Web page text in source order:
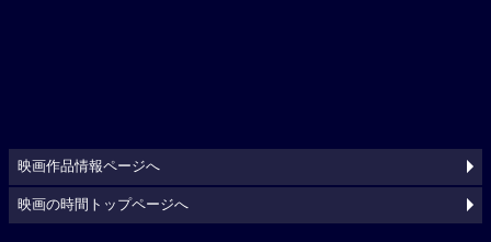
映画作品情報ページへ
映画の時間トップページへ